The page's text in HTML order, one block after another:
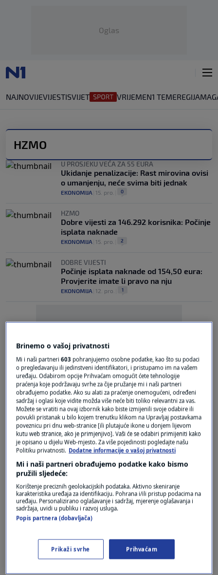
Oglas
NAJNOVIJEVIJESTISVIJET VRIJEMEN1 TEMEREGIJA
HZMO
U PROSJEKU VEĆA ZA 55 EURA
Ukidanje penalizacije: Rast mirovina ovisi
o umanjenju, neće svima biti jednak
EKONOMIJA 15. pro. 0
HZMO
Dobre vijesti za 146.292 korisnika: Počinje
isplata naknade
EKONOMIJA 15. pro. 2
DOBRE VIJESTI
Počinje isplata naknade od 154,50 eura:
Provjerite imate li pravo na nju
EKONOMIJA 12. pro. 1
Oglas
TREBA PRIPAZITI NA JEDNO
Godišnji dodatak na mirovinu stiže idući
tjedan: Evo što u slučaju ovrhe i poreza
EKONOMIJA|12. pro.|
DOBRE VIJESTI
HZMO najavio kada će isplatiti mirovine:
Stiže i dodatak, a od siječnja i nova
povećanja
EKONOMIJA
HZMO
Dobre vijesti: Stiže naknada na račune
velikog broja korisnika
Brinemo o vašoj privatnosti
Mi i naši partneri603 pohranjujemo osobne podatke, kao što su podaci
o pregledavanju ili jedinstveni identifikatori, i pristupamo im na vašem
uređaju. Odabirom opcije Prihvaćam omogućit ćete tehnologije
praćenja koje podržavaju svrhe za čije pružanje mi i naši partneri
obrađujemo podatke. Ako su alati za praćenje onemogućeni, određeni
sadržaj i oglasi koje vidite možda više neće biti toliko relevantni za vas.
Možete se vratiti na ovaj izbornik kako biste izmijenili svoje odabire ili
povukli pristanak u bilo kojem trenutku klikom na Upravljaj postavkama
poveznicu pri dnu web-stranice [ili plutajuće ikone u donjem lijevom
kutu web stranice, ako je primjenjivo]. Vaši će se odabiri primijeniti kako
je opisano u dijelu Web-mjesto. Za više pojedinosti pogledajte našu
Politiku privatnosti. Dodatne informacije o vašoj privatnosti
Mi i naši partneri obrađujemo podatke kako bismo
pružili sljedeće:
Korištenje preciznih geolokacijskih podataka. Aktivno skeniranje
karakteristika uređaja za identifikaciju. Pohrana i/ili pristup podacima na
uređaju. Personalizirano oglašavanje i sadržaj, mjerenje oglašavanja i
sadržaja, uvidi u publiku i razvoj usluga.
Popis partnera (dobavljača)
Prikaži svrhe Prihvaćam